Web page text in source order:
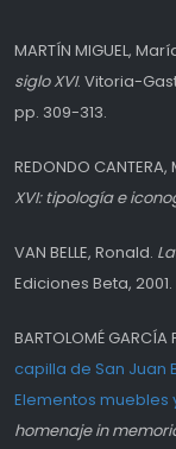
MARTÍN MIGUEL,
siglo XVI. Vitoria-
pp. 309-313.
REDONDO CANTERA,
XVI: tipología e
VAN BELLE, Ronald.
Ediciones Beta,
BARTOLOMÉ
capilla de San Juan
Elementos muebles
homenaje in